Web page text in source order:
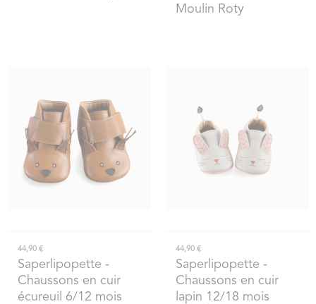
Moulin Roty
44,90 €
Saperlipopette -
Chaussons en cuir
écureuil 6/12 mois
44,90 €
Saperlipopette -
Chaussons en cuir
lapin 12/18 mois